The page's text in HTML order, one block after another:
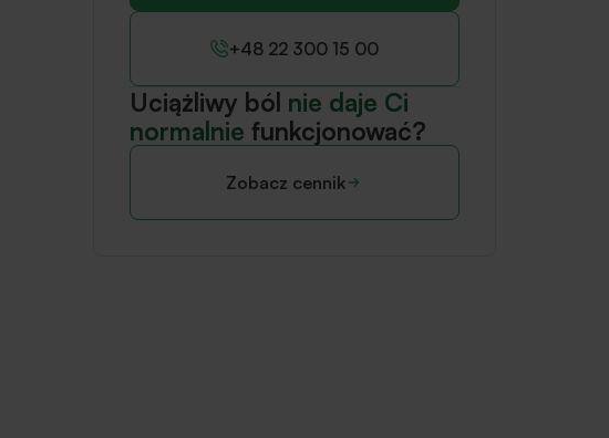
+48 22 300 15 00
Uciążliwy ból nie daje Ci
normalnie funkcjonować?
Zobacz cennik